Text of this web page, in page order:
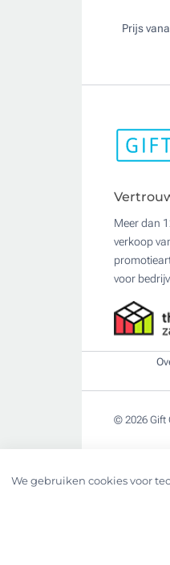
Prijs
Meer dan
verkoop
voor
© 2026 Gift
We gebruiken cookies voor